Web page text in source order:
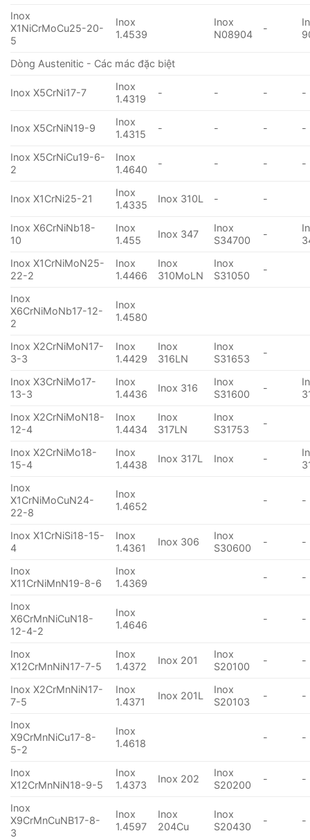
Inox
X1NiCrMoCu25-20-
5
Inox
1.4539
Inox
N08904
-
Dòng Austenitic - Các mác đặc biệt
Inox X5CrNi17-7
Inox
1.4319
- - - -
Inox X5CrNiN19-9
Inox
1.4315
- - - -
Inox X5CrNiCu19-6-
2
Inox
1.4640
- - - -
Inox X1CrNi25-21
Inox
1.4335
Inox 310L - -
Inox X6CrNiNb18-
10
Inox
1.455
Inox 347
Inox
S34700
-
Inox X1CrNiMoN25-
22-2
Inox
1.4466
Inox
310MoLN
Inox
S31050
-
Inox
X6CrNiMoNb17-12-
2
Inox
1.4580
Inox X2CrNiMoN17-
3-3
Inox
1.4429
Inox
316LN
Inox
S31653
-
Inox X3CrNiMo17-
13-3
Inox
1.4436
Inox 316
Inox
S31600
-
Inox X2CrNiMoN18-
12-4
Inox
1.4434
Inox
317LN
Inox
S31753
-
Inox X2CrNiMo18-
15-4
Inox
1.4438
Inox 317L Inox -
Inox
X1CrNiMoCuN24-
22-8
Inox
1.4652
- -
Inox X1CrNiSi18-15-
4
Inox
1.4361
Inox 306
Inox
S30600
- -
Inox
X11CrNiMnN19-8-6
Inox
1.4369
- -
Inox
X6CrMnNiCuN18-
12-4-2
Inox
1.4646
- -
Inox
X12CrMnNiN17-7-5
Inox
1.4372
Inox 201
Inox
S20100
- -
Inox X2CrMnNiN17-
7-5
Inox
1.4371
Inox 201L
Inox
S20103
- -
Inox
X9CrMnNiCu17-8-
5-2
Inox
1.4618
- -
Inox
X12CrMnNiN18-9-5
Inox
1.4373
Inox 202
Inox
S20200
- -
Inox
X9CrMnCuNB17-8-
3
Inox
1.4597
Inox
204Cu
Inox
S20430
- -